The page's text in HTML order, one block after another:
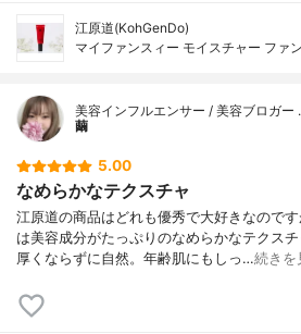
江原道(KohGenDo)
マイファンスィー モイスチャー ファ
美容インフルエンサー / 美容ブロガー
繭
5.00
なめらかなテクスチャ
江原道の商品はどれも優秀で大好きなので
は美容成分がたっぷりのなめらかなテクス
厚くならずに自然。年齢肌にもしっ…続きを